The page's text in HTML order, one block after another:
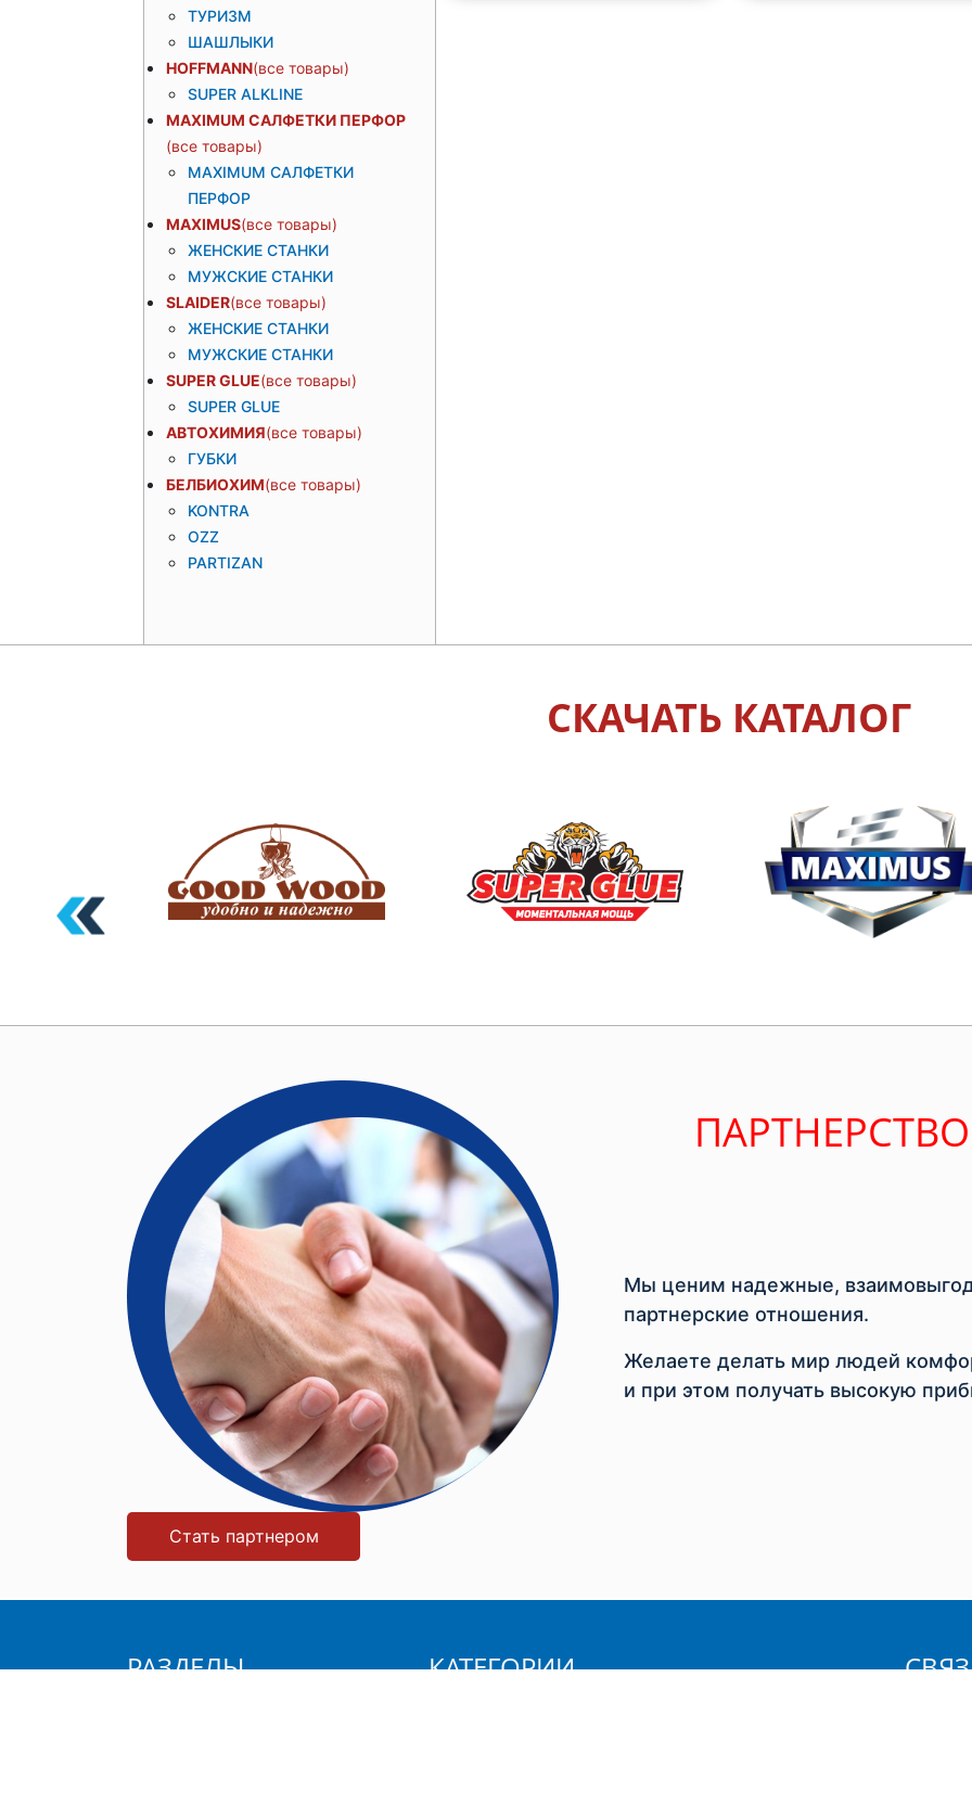
ТУРИЗМ
ШАШЛЫКИ
HOFFMANN
SUPER ALKLINE
MAXIMUM САЛФЕТКИ ПЕРФОР
MAXIMUM САЛФЕТКИ
ПЕРФОР
MAXIMUS
ЖЕНСКИЕ СТАНКИ
МУЖСКИЕ СТАНКИ
SLAIDER
ЖЕНСКИЕ СТАНКИ
МУЖСКИЕ СТАНКИ
SUPER GLUE
SUPER GLUE
АВТОХИМИЯ
ГУБКИ
БЕЛБИОХИМ
KONTRA
OZZ
PARTIZAN
СКАЧАТЬ КАТАЛОГ
ПАРТНЕРСТВО
Мы ценим надежные,
партнерские отношения.
Желаете делать мир людей
и при этом получать высокую
Стать партнером
РАЗДЕЛЫ КАТЕГОРИИ